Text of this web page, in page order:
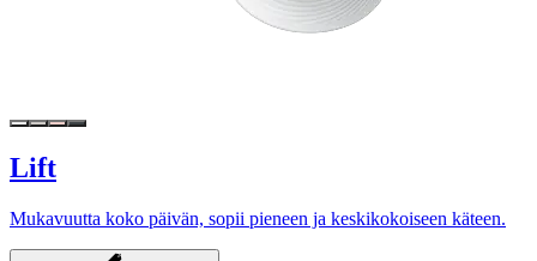
Lift
Mukavuutta koko päivän, sopii pieneen ja keskikokoiseen käteen.